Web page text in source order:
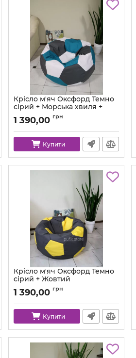
Крісло м'яч Оксфорд Темно
сірий + Морська хвиля +
Артикул: ball-ox-312-257-101-80
1 390,00 грн
Купити
Крісло м'яч Оксфорд Темно
сірий + Жовтий
Артикул: ball-ox-312-111-80
1 390,00 грн
Купити